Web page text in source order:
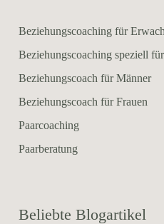
Beziehungscoaching für
Beziehungscoaching speziell
Beziehungscoach für Männer
Beziehungscoach für Frauen
Paarcoaching
Paarberatung
Beliebte Blogartikel